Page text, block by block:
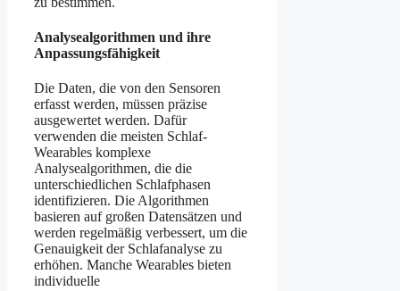
Analysealgorithmen und ihre
Anpassungsfähigkeit
Die Daten, die von den Sensoren
erfasst werden, müssen präzise
ausgewertet werden. Dafür
verwenden die meisten Schlaf-
Wearables komplexe
Analysealgorithmen, die die
unterschiedlichen Schlafphasen
identifizieren. Die Algorithmen
basieren auf großen Datensätzen und
werden regelmäßig verbessert, um die
Genauigkeit der Schlafanalyse zu
erhöhen. Manche Wearables bieten
individuelle